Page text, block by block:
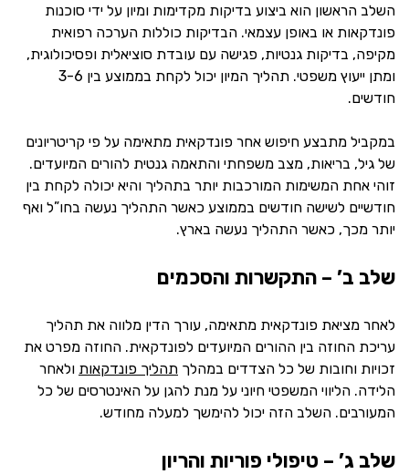
השלב הראשון הוא ביצוע בדיקות מקדימות ומיון על ידי סוכנות
פונדקאות או באופן עצמאי. הבדיקות כוללות הערכה רפואית
מקיפה, בדיקות גנטיות, פגישה עם עובדת סוציאלית ופסיכולוגית,
ומתן ייעוץ משפטי. תהליך המיון יכול לקחת בממוצע בין 3-6
חודשים.
במקביל מתבצע חיפוש אחר פונדקאית מתאימה על פי קריטריונים
של גיל, בריאות, מצב משפחתי והתאמה גנטית להורים המיועדים.
זוהי אחת המשימות המורכבות יותר בתהליך והיא יכולה לקחת בין
חודשיים לשישה חודשים בממוצע כאשר התהליך נעשה בחו”ל ואף
יותר מכך, כאשר התהליך נעשה בארץ.
שלב ב’ – התקשרות והסכמים
לאחר מציאת פונדקאית מתאימה, עורך הדין מלווה את תהליך
עריכת החוזה בין ההורים המיועדים לפונדקאית. החוזה מפרט את
זכויות וחובות של כל הצדדים במהלך תהליך פונדקאות ולאחר
הלידה. הליווי המשפטי חיוני על מנת להגן על האינטרסים של כל
המעורבים. השלב הזה יכול להימשך למעלה מחודש.
שלב ג’ – טיפולי פוריות והריון